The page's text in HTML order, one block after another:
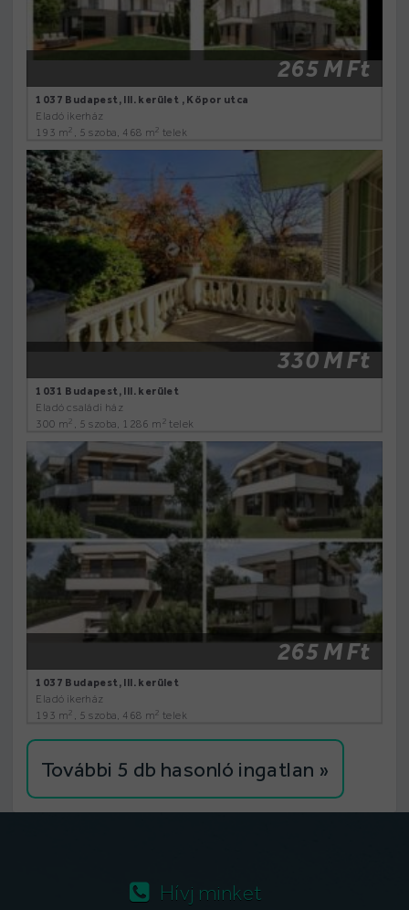
265 M Ft
1037 Budapest, III. kerület , Kőpor utca
Eladó ikerház
193 m2 , 5 szoba, 468 m2 telek
330 M Ft
1031 Budapest, III. kerület
Eladó családi ház
300 m2 , 5 szoba, 1286 m 2 telek
265 M Ft
1037 Budapest, III. kerület
Eladó ikerház
193 m2 , 5 szoba, 468 m2 telek
További 5 db hasonló ingatlan »
Hívj minket